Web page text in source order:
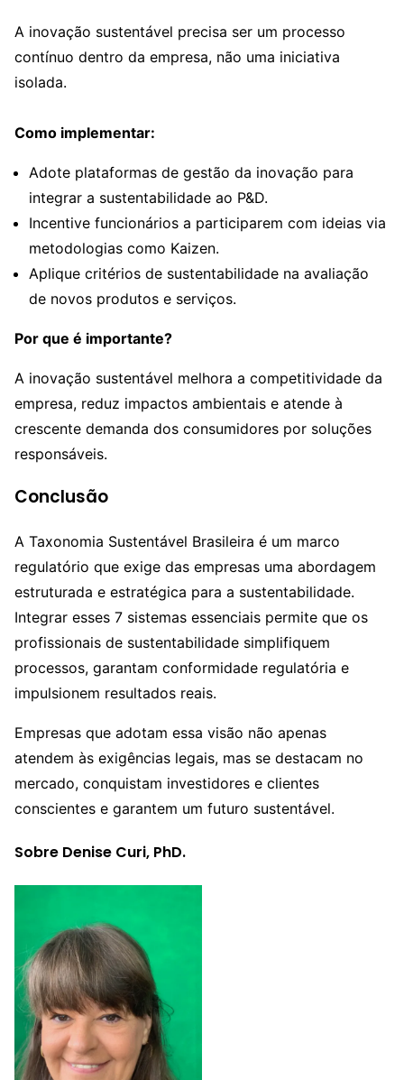
A inovação sustentável precisa ser um processo
contínuo dentro da empresa, não uma iniciativa
isolada.
Como implementar:
Adote plataformas de gestão da inovação para
integrar a sustentabilidade ao P&D.
Incentive funcionários a participarem com ideias via
metodologias como Kaizen.
Aplique critérios de sustentabilidade na avaliação
de novos produtos e serviços.
Por que é importante?
A inovação sustentável melhora a competitividade da
empresa, reduz impactos ambientais e atende à
crescente demanda dos consumidores por soluções
responsáveis.
Conclusão
A Taxonomia Sustentável Brasileira é um marco
regulatório que exige das empresas uma abordagem
estruturada e estratégica para a sustentabilidade.
Integrar esses 7 sistemas essenciais permite que os
profissionais de sustentabilidade simplifiquem
processos, garantam conformidade regulatória e
impulsionem resultados reais.
Empresas que adotam essa visão não apenas
atendem às exigências legais, mas se destacam no
mercado, conquistam investidores e clientes
conscientes e garantem um futuro sustentável.
Sobre Denise Curi, PhD.